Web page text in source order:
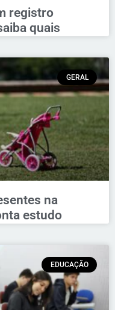
registro
quais
GERAL
na
estudo
EDUCAÇÃO